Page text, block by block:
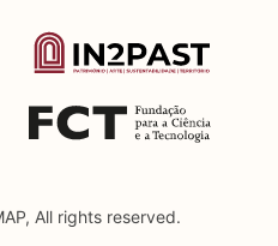
All rights reserved.